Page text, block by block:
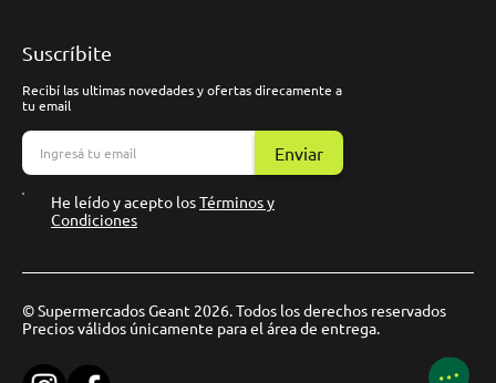
Suscríbite
Recibí las ultimas novedades y ofertas direcamente a
tu email
Enviar
He leído y acepto losTérminos y
Condiciones
© Supermercados Geant 2026. Todos los derechos reservados
Precios válidos únicamente para el área de entrega.